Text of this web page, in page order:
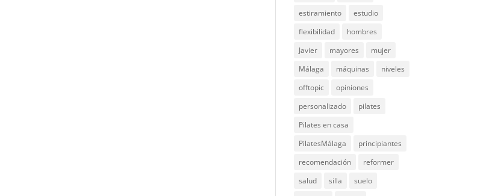
estiramiento
estudio
flexibilidad
hombres
Javier
mayores
mujer
Málaga
máquinas
niveles
offtopic
opiniones
personalizado
pilates
Pilates en casa
PilatesMálaga
principiantes
recomendación
reformer
salud
silla
suelo